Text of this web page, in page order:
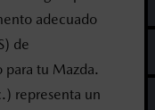
adecuado
de
tu Mazda.
representa un